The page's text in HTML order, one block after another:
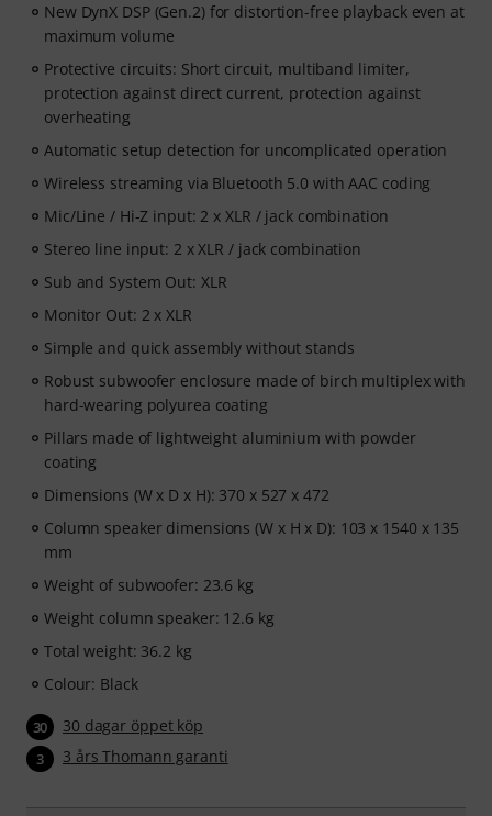
New DynX DSP (Gen.2) for distortion-free playback even at
maximum volume
Protective circuits: Short circuit, multiband limiter,
protection against direct current, protection against
overheating
Automatic setup detection for uncomplicated operation
Wireless streaming via Bluetooth 5.0 with AAC coding
Mic/Line / Hi-Z input: 2 x XLR / jack combination
Stereo line input: 2 x XLR / jack combination
Sub and System Out: XLR
Monitor Out: 2 x XLR
Simple and quick assembly without stands
Robust subwoofer enclosure made of birch multiplex with
hard-wearing polyurea coating
Pillars made of lightweight aluminium with powder
coating
Dimensions (W x D x H): 370 x 527 x 472
Column speaker dimensions (W x H x D): 103 x 1540 x 135
mm
Weight of subwoofer: 23.6 kg
Weight column speaker: 12.6 kg
Total weight: 36.2 kg
Colour: Black
30 30 dagar öppet köp
3 3 års Thomann garanti